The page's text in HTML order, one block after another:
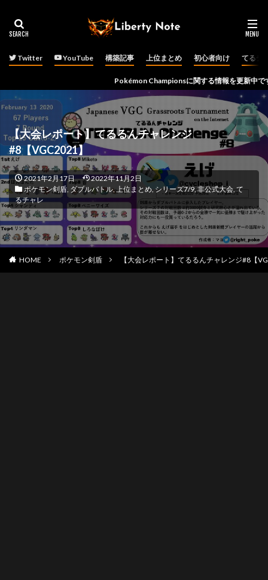
Twitter YouTube 構築記事 上位まとめ 初心者向け てるチ
Pokémon Championsに関する情報を更新中です！
【大会レポート】てるるんチャレンジ
#8【VGC2021】
2021年2月17日
2022年11月2日
ポケモン剣盾, ダブルバトル,上位まとめ,シリーズ7/9,非公式大会,て
るチャレ
HOME ポケモン剣盾 【大会レポート】てるるんチャレンジ#8【